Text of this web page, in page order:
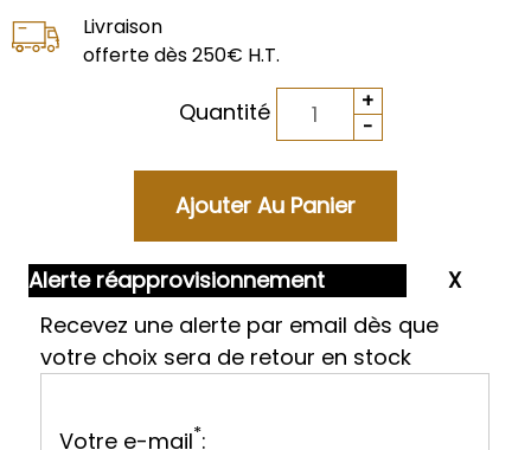
Livraison
offerte dès 250€ H.T.
Quantité
Alerte réapprovisionnement
Recevez une alerte par email dès que
votre choix sera de retour en stock
Votre e-mail*: